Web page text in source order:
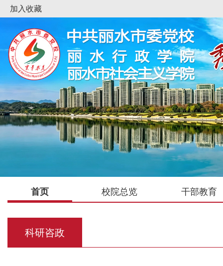
加入收藏
首页 校院总览 干部教育
科研咨政